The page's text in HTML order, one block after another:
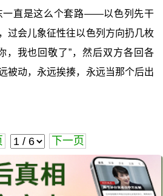
一直是这么个套路——以色列先干
过会儿象征性往以色列方向扔几枚
，我也回敬了”，然后双方各回各
被动，永远挨揍，永远当那个后出
下一页